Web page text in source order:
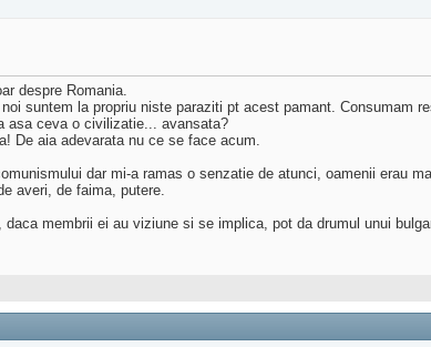
despre Romania.
suntem la propriu niste paraziti pt acest pamant. Consumam
asa ceva o civilizatie... avansata?
De aia adevarata nu ce se face acum.
dar mi-a ramas o senzatie de atunci, oamenii erau
averi, de faima, putere.
membrii ei au viziune si se implica, pot da drumul unui